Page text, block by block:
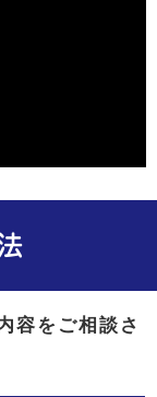
容をご相談さ